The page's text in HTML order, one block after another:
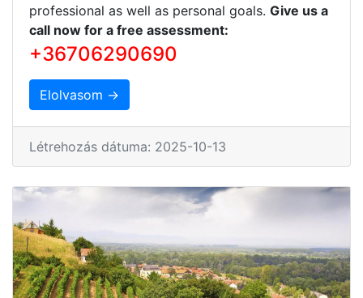
professional as well as personal goals. Give us a
call now for a free assessment:
+36706290690
Elolvasom →
Létrehozás dátuma: 2025-10-13